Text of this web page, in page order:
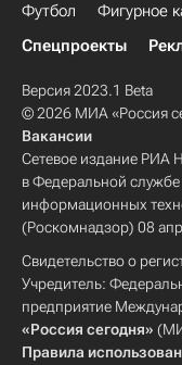
Футбол Фигурное
Спецпроекты
Версия 2023.1 Beta
© 2026 МИА «Россия
Вакансии
Сетевое издание РИА
в Федеральной
информационных
(Роскомнадзор) 08
Свидетельство о
Учредитель:
предприятие
«Россия сегодня»
Правила